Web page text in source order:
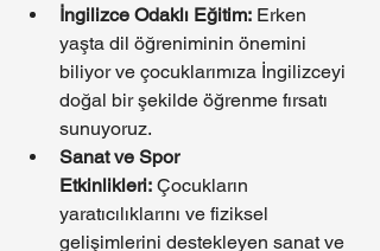
İngilizce Odaklı Eğitim: Erken
yaşta dil öğreniminin önemini
biliyor ve çocuklarımıza İngilizceyi
doğal bir şekilde öğrenme fırsatı
sunuyoruz.
Sanat ve Spor
Etkinlikleri: Çocukların
yaratıcılıklarını ve fiziksel
gelişimlerini destekleyen sanat ve